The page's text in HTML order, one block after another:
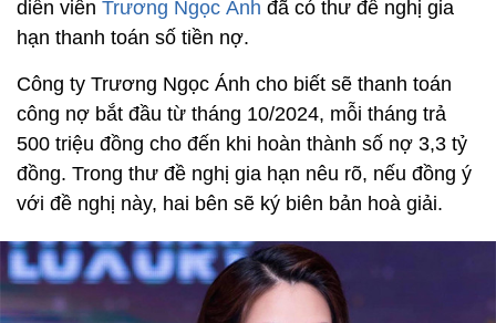
diễn viên Trương Ngọc Ánh đã có thư đề nghị gia
hạn thanh toán số tiền nợ.
Công ty Trương Ngọc Ánh cho biết sẽ thanh toán
công nợ bắt đầu từ tháng 10/2024, mỗi tháng trả
500 triệu đồng cho đến khi hoàn thành số nợ 3,3 tỷ
đồng. Trong thư đề nghị gia hạn nêu rõ, nếu đồng ý
với đề nghị này, hai bên sẽ ký biên bản hoà giải.